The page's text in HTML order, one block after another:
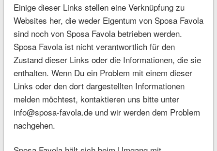
Einige dieser Links stellen eine Verknüpfung zu
Websites her, die weder Eigentum von Sposa Favola
sind noch von Sposa Favola betrieben werden.
Sposa Favola ist nicht verantwortlich für den
Zustand dieser Links oder die Informationen, die sie
enthalten. Wenn Du ein Problem mit einem dieser
Links oder den dort dargestellten Informationen
melden möchtest, kontaktieren uns bitte unter
info@sposa-favola.deund wir werden dem Problem
nachgehen.